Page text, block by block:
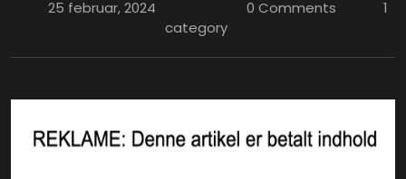
25 februar, 2024 0 Comments
1
category